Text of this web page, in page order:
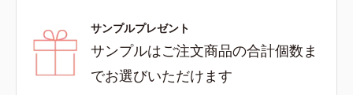
サンプルプレゼント
サンプルはご注文商品の合計個数ま
でお選びいただけます